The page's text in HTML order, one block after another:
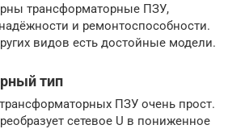
трансформаторные ПЗУ,
и ремонтоспособности.
видов есть достойные модели.
тип
ПЗУ очень прост.
сетевое U в пониженное